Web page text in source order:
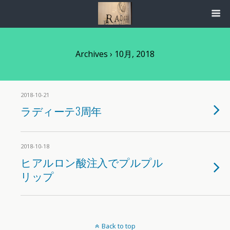
Archives › 10月, 2018
2018-10-21
ラディーテ3周年
2018-10-18
ヒアルロン酸注入でプルプル
リップ
Back to top